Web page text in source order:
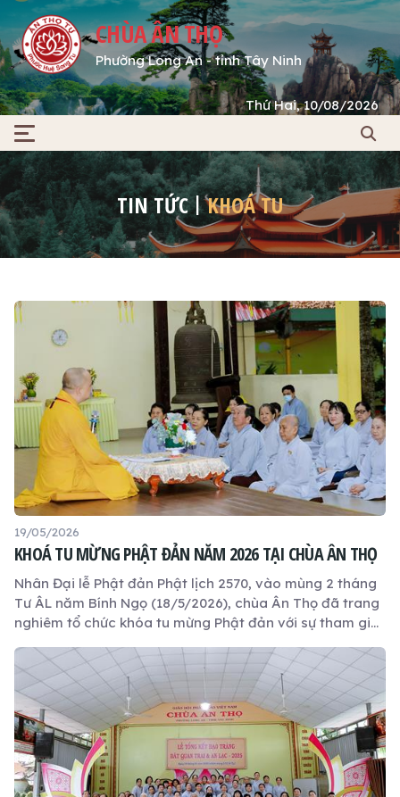
CHÙA ÂN THỌ
Phường Long An - tỉnh Tây Ninh
Thứ Hai, 10/08/2026
TIN TỨC KHOÁ TU
19/05/2026
KHOÁ TU MỪNG PHẬT ĐẢN NĂM 2026 TẠI CHÙA ÂN THỌ
Nhân Đại lễ Phật đản Phật lịch 2570, vào mùng 2 tháng
Tư ÂL năm Bính Ngọ (18/5/2026), chùa Ân Thọ đã trang
nghiêm tổ chức khóa tu mừng Phật đản với sự tham gia